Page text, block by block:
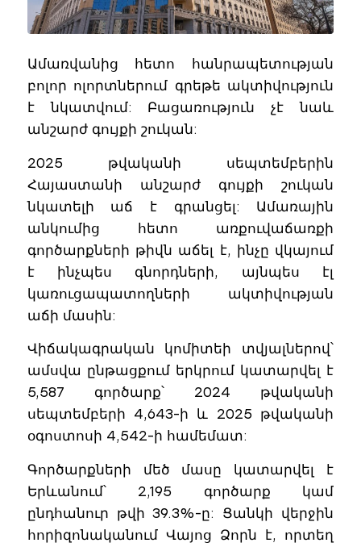
Ամառվանից հետո հանրապետության
բոլոր ոլորտներում գրեթե ակտիվություն
է նկատվում: Բացառություն չէ նաև
անշարժ գույքի շուկան:
2025 թվականի սեպտեմբերին
Հայաստանի անշարժ գույքի շուկան
նկատելի աճ է գրանցել: Ամառային
անկումից հետո առքուվաճառքի
գործարքների թիվն աճել է, ինչը վկայում
է ինչպես գնորդների, այնպես էլ
կառուցապատողների ակտիվության
աճի մասին:
Վիճակագրական կոմիտեի տվյալներով՝
ամսվա ընթացքում երկրում կատարվել է
5,587 գործարք՝ 2024 թվականի
սեպտեմբերի 4,643-ի և 2025 թվականի
օգոստոսի 4,542-ի համեմատ:
Գործարքների մեծ մասը կատարվել է
Երևանում՝ 2,195 գործարք կամ
ընդհանուր թվի 39.3%-ը: Ցանկի վերջին
հորիզոնականում Վայոց Ձորն է, որտեղ